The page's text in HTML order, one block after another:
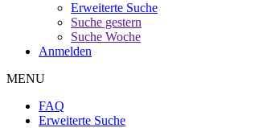
Erweiterte Suche
Suche gestern
Suche Woche
Anmelden
MENU
FAQ
Erweiterte Suche